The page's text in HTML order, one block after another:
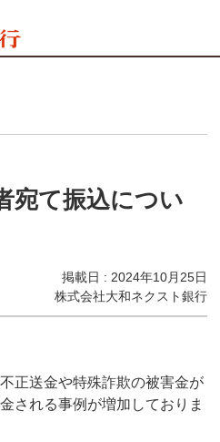
宛て振込につい
掲載日 : 2024年10月25日
株式会社大和ネクスト銀行
正送金や特殊詐欺の被害金が
される事例が増加しておりま